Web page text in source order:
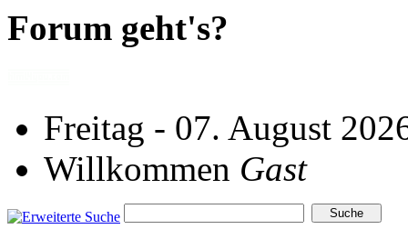
Forum geht's?
Freitag - 07. August
Willkommen Gast